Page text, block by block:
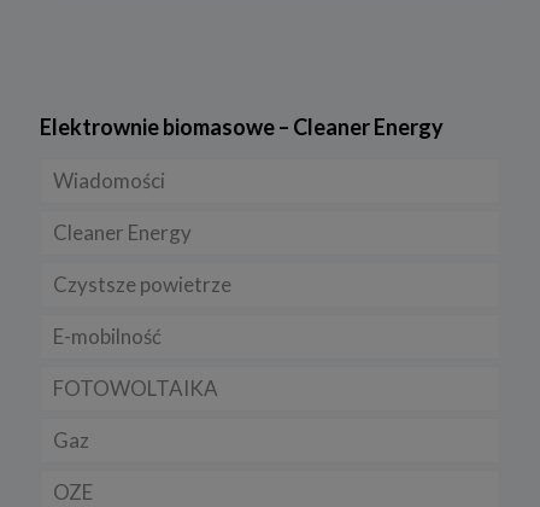
Elektrownie biomasowe – Cleaner Energy
Wiadomości
Firmy
Prawo
Rynek/Gospodarka
Cleaner Energy
Dla domu
Dla firmy
Dla samorządu
Czystsze powietrze
E-mobilność
E-ładowarki
Samochody elektryczne EV
Auta hybrydowe m-HEV i HEV
FOTOWOLTAIKA
Gaz
Rynek gazu
OZE